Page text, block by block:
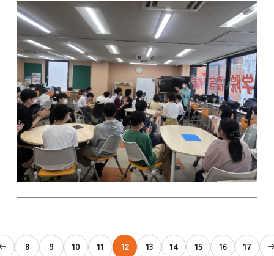
8 9 10 11 12 13 14 15 16 17